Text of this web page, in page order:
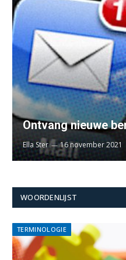
Ontvang nieuwe
Ella Ster 16 november 2021
WOORDENLIJST
TERMINOLOGIE